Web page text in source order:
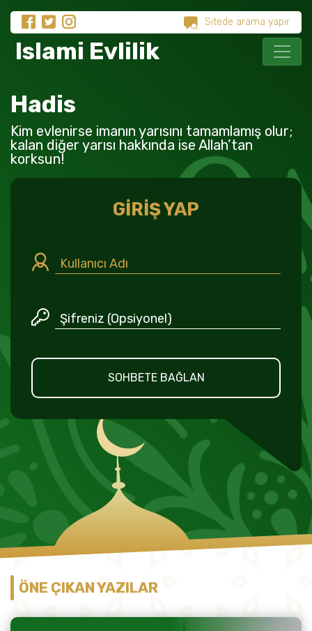
Islami Evlilik
Hadis
Kim evlenirse imanın yarısını tamamlamış olur;
kalan diğer yarısı hakkında ise Allah’tan
korksun!
GİRİŞ YAP
SOHBETE BAĞLAN
ÖNE ÇIKAN YAZILAR